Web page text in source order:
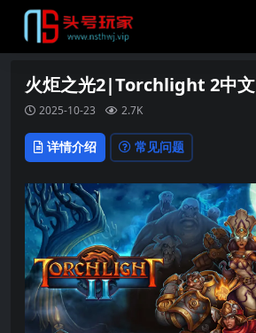
火炬之光2|Torchlight 2中文
2025-10-23 2.7K
详情介绍 常见问题